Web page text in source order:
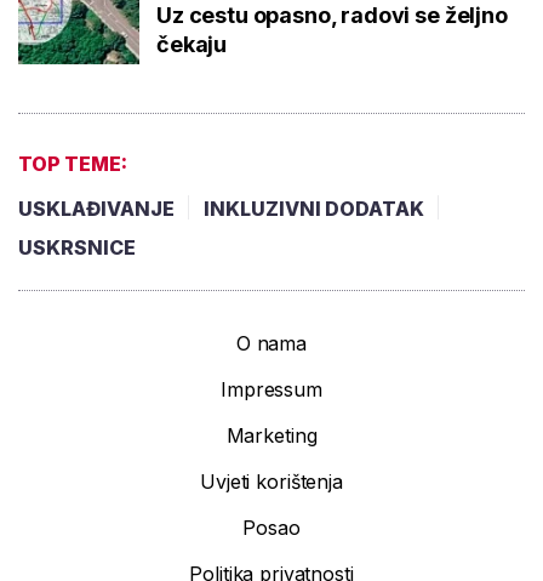
Uz cestu opasno, radovi se željno
čekaju
TOP TEME:
USKLAĐIVANJE
INKLUZIVNI DODATAK
USKRSNICE
O nama
Impressum
Marketing
Uvjeti korištenja
Posao
Politika privatnosti